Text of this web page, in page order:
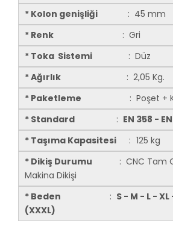
* Kolon genişliği
: 45 mm
* Renk
: Gri
* Toka Sistemi
: Düz
* Ağırlık
: 2,05 Kg.
* Paketleme
: Poşet +
* Standard : EN 358 -
* Taşıma Kapasitesi : 125 kg
* Dikiş Durumu : CNC Tam
Makina Dikişi
* Beden : S - M - L - XL
(XXXL)